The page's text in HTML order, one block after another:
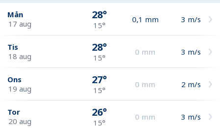
Mån
17 aug
28°
15°
0,1 mm 3 m/s
Tis
18 aug
28°
15°
0 mm 3 m/s
Ons
19 aug
27°
15°
0 mm 2 m/s
Tor
20 aug
26°
15°
0 mm 3 m/s